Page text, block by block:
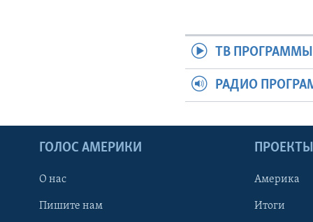
ТВ ПРОГРАММЫ
РАДИО
ГОЛОС АМЕРИКИ
О нас
Пишите нам
ПРОЕКТЫ
Америка
Итоги